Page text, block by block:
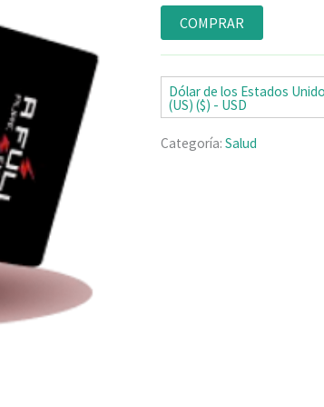
Valorado
con4.80de
5 en base
a
5
de clientes
COMPRAR
Dólar de los Estados
(US) ($) - USD
Categoría: Salud